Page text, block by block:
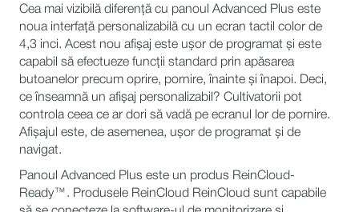
Cea mai vizibilă diferență cu panoul Advanced Plus este
noua interfață personalizabilă cu un ecran tactil color de
4,3 inci. Acest nou afișaj este ușor de programat și este
capabil să efectueze funcții standard prin apăsarea
butoanelor precum oprire, pornire, înainte și înapoi. Deci,
ce înseamnă un afișaj personalizabil? Cultivatorii pot
controla ceea ce ar dori să vadă pe ecranul lor de pornire.
Afișajul este, de asemenea, ușor de programat și de
navigat.
Panoul Advanced Plus este un produs ReinCloud-
Ready™. Produsele ReinCloud ReinCloud sunt capabile